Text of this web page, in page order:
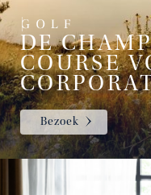
DE
COURSE
Bezoek